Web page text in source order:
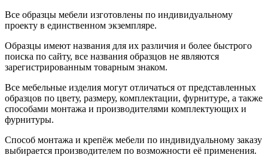
Все образцы мебели изготовлены по индивидуальному
проекту в единственном экземпляре.
Образцы имеют названия для их различия и более быстрого
поиска по сайту, все названия образцов не являются
зарегистрированным товарным знаком.
Все мебельные изделия могут отличаться от представленных
образцов по цвету, размеру, комплектации, фурнитуре, а также
способами монтажа и производителями комплектующих и
фурнитуры.
Способ монтажа и крепёж мебели по индивидуальному заказу
выбирается производителем по возможности её применения.